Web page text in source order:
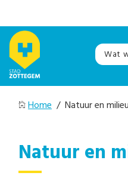
Home / Natuur en milieu
Natuur en